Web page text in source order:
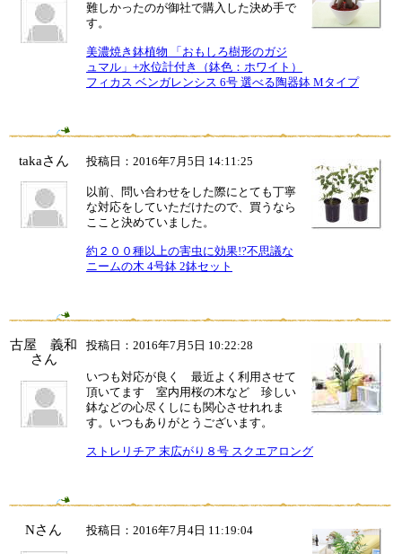
難しかったのが御社で購入した決め手で
す。
美濃焼き鉢植物 「おもしろ樹形のガジ
ュマル」+水位計付き（鉢色：ホワイト）
フィカス ベンガレンシス 6号 選べる陶器鉢 Mタイプ
takaさん 投稿日：2016年7月5日 14:11:25
以前、問い合わせをした際にとても丁寧
な対応をしていただけたので、買うなら
ここと決めていました。
約２００種以上の害虫に効果!?不思議な
ニームの木 4号鉢 2鉢セット
古屋 義和
さん
投稿日：2016年7月5日 10:22:28
いつも対応が良く 最近よく利用させて
頂いてます 室内用桜の木など 珍しい
鉢などの心尽くしにも関心させれれま
す。いつもありがとうございます。
ストレリチア 末広がり８号 スクエアロング
Nさん 投稿日：2016年7月4日 11:19:04